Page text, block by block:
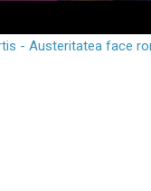
- Austeritatea face